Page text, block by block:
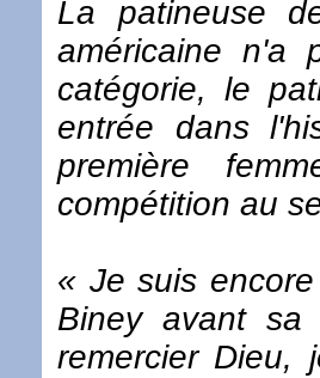
La patineuse
américaine n'a
catégorie, le
entrée dans
première
compétition au
« Je suis
Biney avant sa
remercier Dieu,